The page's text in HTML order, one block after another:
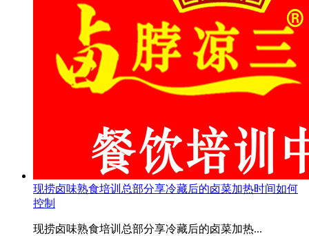
现捞卤味熟食培训总部分享冷藏后的卤菜加热时间如何
控制
现捞卤味熟食培训总部分享冷藏后的卤菜加热...